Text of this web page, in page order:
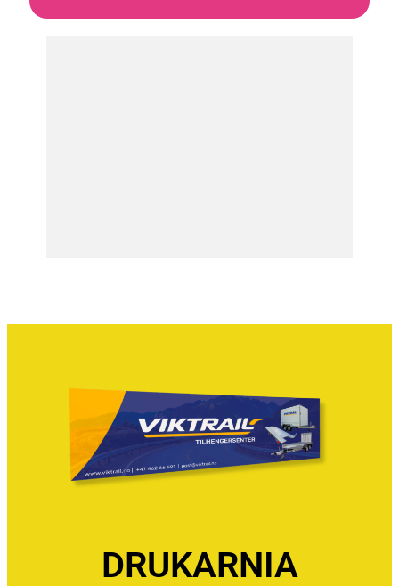
DRUKARNIA